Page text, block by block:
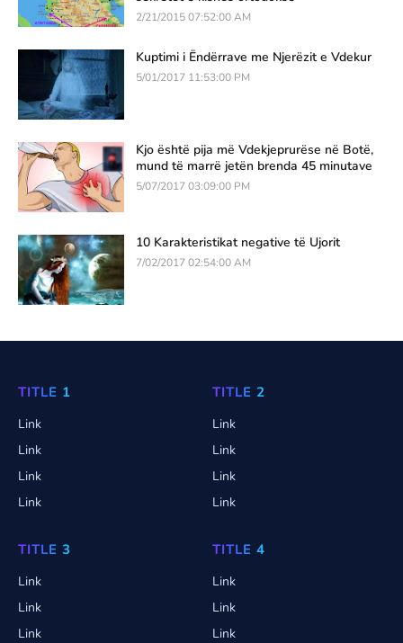
2/21/2015 07:52:00 AM
Kuptimi i Ëndërrave me Njerëzit e Vdekur
5/01/2017 11:53:00 PM
Kjo është pija më Vdekjeprurëse në Botë,
mund të marrë jetën brenda 45 minutave
5/07/2017 03:09:00 PM
10 Karakteristikat negative të Ujorit
7/02/2017 02:54:00 AM
TITLE 1
Link
Link
Link
Link
TITLE 2
Link
Link
Link
Link
TITLE 3
Link
Link
Link
TITLE 4
Link
Link
Link